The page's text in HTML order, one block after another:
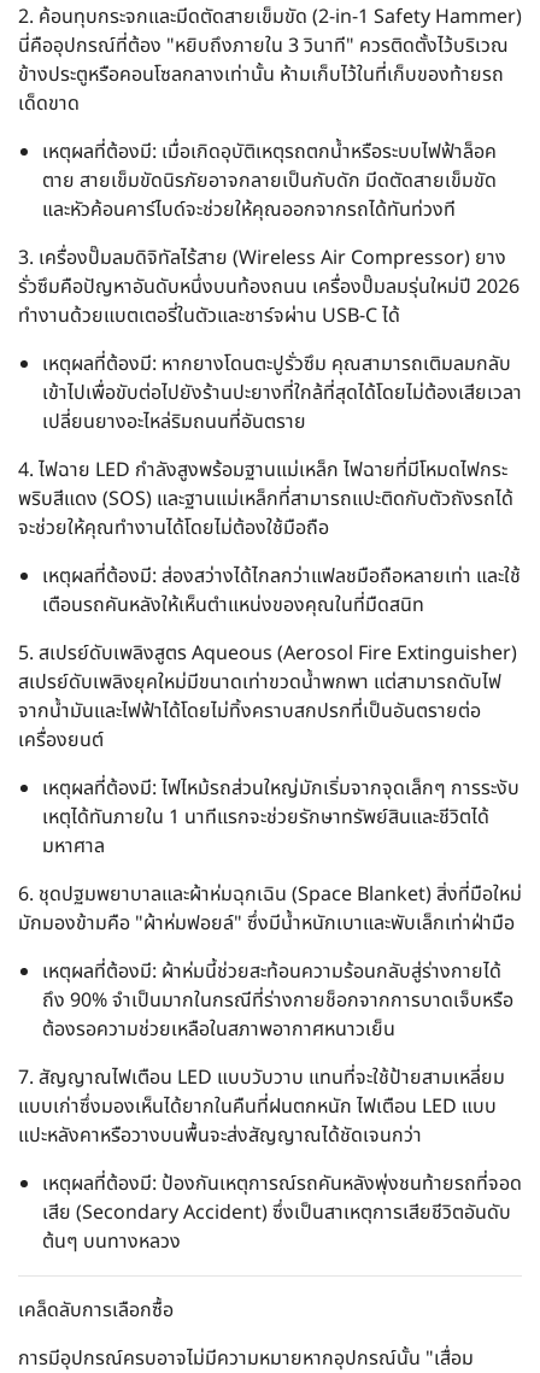
2. ค้อนทุบกระจกและมีดตัดสายเข็มขัด (2-in-1 Safety Hammer)
นี่คืออุปกรณ์ที่ต้อง "หยิบถึงภายใน 3 วินาที" ควรติดตั้งไว้บริเวณ
ข้างประตูหรือคอนโซลกลางเท่านั้น ห้ามเก็บไว้ในที่เก็บของท้ายรถ
เด็ดขาด
เหตุผลที่ต้องมี: เมื่อเกิดอุบัติเหตุรถตกน้ำหรือระบบไฟฟ้าล็อค
ตาย สายเข็มขัดนิรภัยอาจกลายเป็นกับดัก มีดตัดสายเข็มขัด
และหัวค้อนคาร์ไบด์จะช่วยให้คุณออกจากรถได้ทันท่วงที
3. เครื่องปั๊มลมดิจิทัลไร้สาย (Wireless Air Compressor) ยาง
รั่วซึมคือปัญหาอันดับหนึ่งบนท้องถนน เครื่องปั๊มลมรุ่นใหม่ปี 2026
ทำงานด้วยแบตเตอรี่ในตัวและชาร์จผ่าน USB-C ได้
เหตุผลที่ต้องมี: หากยางโดนตะปูรั่วซึม คุณสามารถเติมลมกลับ
เข้าไปเพื่อขับต่อไปยังร้านปะยางที่ใกล้ที่สุดได้โดยไม่ต้องเสียเวลา
เปลี่ยนยางอะไหล่ริมถนนที่อันตราย
4. ไฟฉาย LED กำลังสูงพร้อมฐานแม่เหล็ก ไฟฉายที่มีโหมดไฟกระ
พริบสีแดง (SOS) และฐานแม่เหล็กที่สามารถแปะติดกับตัวถังรถได้
จะช่วยให้คุณทำงานได้โดยไม่ต้องใช้มือถือ
เหตุผลที่ต้องมี: ส่องสว่างได้ไกลกว่าแฟลชมือถือหลายเท่า และใช้
เตือนรถคันหลังให้เห็นตำแหน่งของคุณในที่มืดสนิท
5. สเปรย์ดับเพลิงสูตร Aqueous (Aerosol Fire Extinguisher)
สเปรย์ดับเพลิงยุคใหม่มีขนาดเท่าขวดน้ำพกพา แต่สามารถดับไฟ
จากน้ำมันและไฟฟ้าได้โดยไม่ทิ้งคราบสกปรกที่เป็นอันตรายต่อ
เครื่องยนต์
เหตุผลที่ต้องมี: ไฟไหม้รถส่วนใหญ่มักเริ่มจากจุดเล็กๆ การระงับ
เหตุได้ทันภายใน 1 นาทีแรกจะช่วยรักษาทรัพย์สินและชีวิตได้
มหาศาล
6. ชุดปฐมพยาบาลและผ้าห่มฉุกเฉิน (Space Blanket)สิ่งที่มือใหม่
มักมองข้ามคือ "ผ้าห่มฟอยล์" ซึ่งมีน้ำหนักเบาและพับเล็กเท่าฝ่ามือ
เหตุผลที่ต้องมี: ผ้าห่มนี้ช่วยสะท้อนความร้อนกลับสู่ร่างกายได้
ถึง 90% จำเป็นมากในกรณีที่ร่างกายช็อกจากการบาดเจ็บหรือ
ต้องรอความช่วยเหลือในสภาพอากาศหนาวเย็น
7. สัญญาณไฟเตือน LED แบบวับวาบ แทนที่จะใช้ป้ายสามเหลี่ยม
แบบเก่าซึ่งมองเห็นได้ยากในคืนที่ฝนตกหนัก ไฟเตือน LED แบบ
แปะหลังคาหรือวางบนพื้นจะส่งสัญญาณได้ชัดเจนกว่า
เหตุผลที่ต้องมี: ป้องกันเหตุการณ์รถคันหลังพุ่งชนท้ายรถที่จอด
เสีย (Secondary Accident) ซึ่งเป็นสาเหตุการเสียชีวิตอันดับ
ต้นๆ บนทางหลวง
เคล็ดลับการเลือกซื้อ
การมีอุปกรณ์ครบอาจไม่มีความหมายหากอุปกรณ์นั้น "เสื่อม